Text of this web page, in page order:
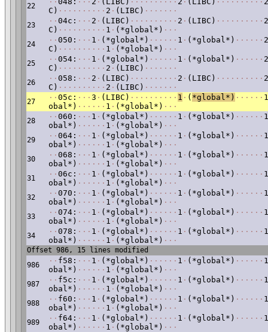
22
C) · · · · · · · · · · 2 · (LIBC) · · · · · · ·
23 · · 04c: · · · 2 · (LIBC) · · · · · · · · · · 2 · (LIBC) · · · · · · · · · · 2
C) · · · · · · · · · · 1 · (*global*) · · ·
24 · · 050: · · · 1 · (*global*) · · · · · · 1 · (*global*) · · · · · · 2
C) · · · · · · · · · · 1 · (*global*) · · ·
25 · · 054: · · · 1 · (*global*) · · · · · · 1 · (*global*) · · · · · · 2
C) · · · · · · · · · · 2 · (LIBC) · · · · · · ·
26 · · 058: · · · 2 · (LIBC) · · · · · · · · · · 2 · (LIBC) · · · · · · · · · · 2
C) · · · · · · · · · · 2 · (LIBC) · · · · · · ·
27 · · 05c: · · · 3 · (LIBC) · · · · · · · · · · 1 · ( *global*) · · · · · · 1
obal*) · · · · · · 1 · (*global*) · · ·
28 · · 060: · · · 1 · (*global*) · · · · · · 1 · (*global*) · · · · · · 1
obal*) · · · · · · 1 · (*global*) · · ·
29 · · 064: · · · 1 · (*global*) · · · · · · 1 · (*global*) · · · · · · 1
obal*) · · · · · · 1 · (*global*) · · ·
30 · · 068: · · · 1 · (*global*) · · · · · · 1 · (*global*) · · · · · · 1
obal*) · · · · · · 1 · (*global*) · · ·
31 · · 06c: · · · 1 · (*global*) · · · · · · 1 · (*global*) · · · · · · 1
obal*) · · · · · · 1 · (*global*) · · ·
32 · · 070: · · · 1 · (*global*) · · · · · · 1 · (*global*) · · · · · · 1
obal*) · · · · · · 1 · (*global*) · · ·
33 · · 074: · · · 1 · (*global*) · · · · · · 1 · (*global*) · · · · · · 1
obal*) · · · · · · 1 · (*global*) · · ·
34 · · 078: · · · 1 · (*global*) · · · · · · 1 · (*global*) · · · · · · 1
obal*) · · · · · · 1 · (*global*) · · ·
Offset 986, 15 lines modified
986
· · f58: · · · 1 · (*global*) · · · · · · 1 · (*global*) · · · · · · 1
obal*) · · · · · · 1 · (*global*) · · ·
987 · · f5c: · · · 1 · (*global*) · · · · · · 1 · (*global*) · · · · · · 1
obal*) · · · · · · 1 · (*global*) · · ·
988 · · f60: · · · 1 · (*global*) · · · · · · 1 · (*global*) · · · · · · 1
obal*) · · · · · · 1 · (*global*) · · ·
989 · · f64: · · · 1 · (*global*) · · · · · · 1 · (*global*) · · · · · · 1
obal*) · · · · · · 1 · (*global*) · · ·